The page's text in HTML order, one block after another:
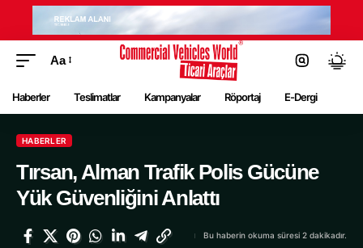
Aa
Haberler Teslimatlar Kampanyalar Röportaj E-Dergi
HABERLER
Tırsan, Alman Trafik Polis Gücüne
Yük Güvenliğini Anlattı
Bu haberin okuma süresi 2 dakikadır.